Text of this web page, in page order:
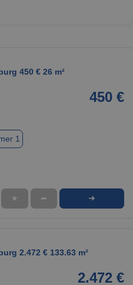
450 € 26 m²
450 €
1
★ ➦ ➜
2.472 € 133.63 m²
2.472 €